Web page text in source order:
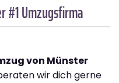
#1 Umzugsfirma
von Münster
wir dich gerne